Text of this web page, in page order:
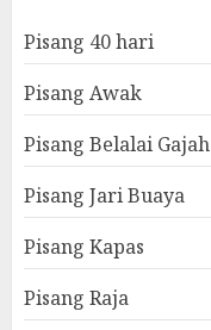
Pisang 40 hari
Pisang Awak
Pisang Belalai Gajah
Pisang Jari Buaya
Pisang Kapas
Pisang Raja